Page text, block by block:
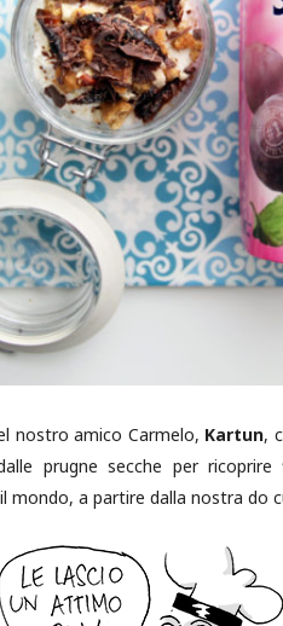
nostro amico Carmelo, Kartun,
prugne secche per
mondo, a partire dalla nostra do